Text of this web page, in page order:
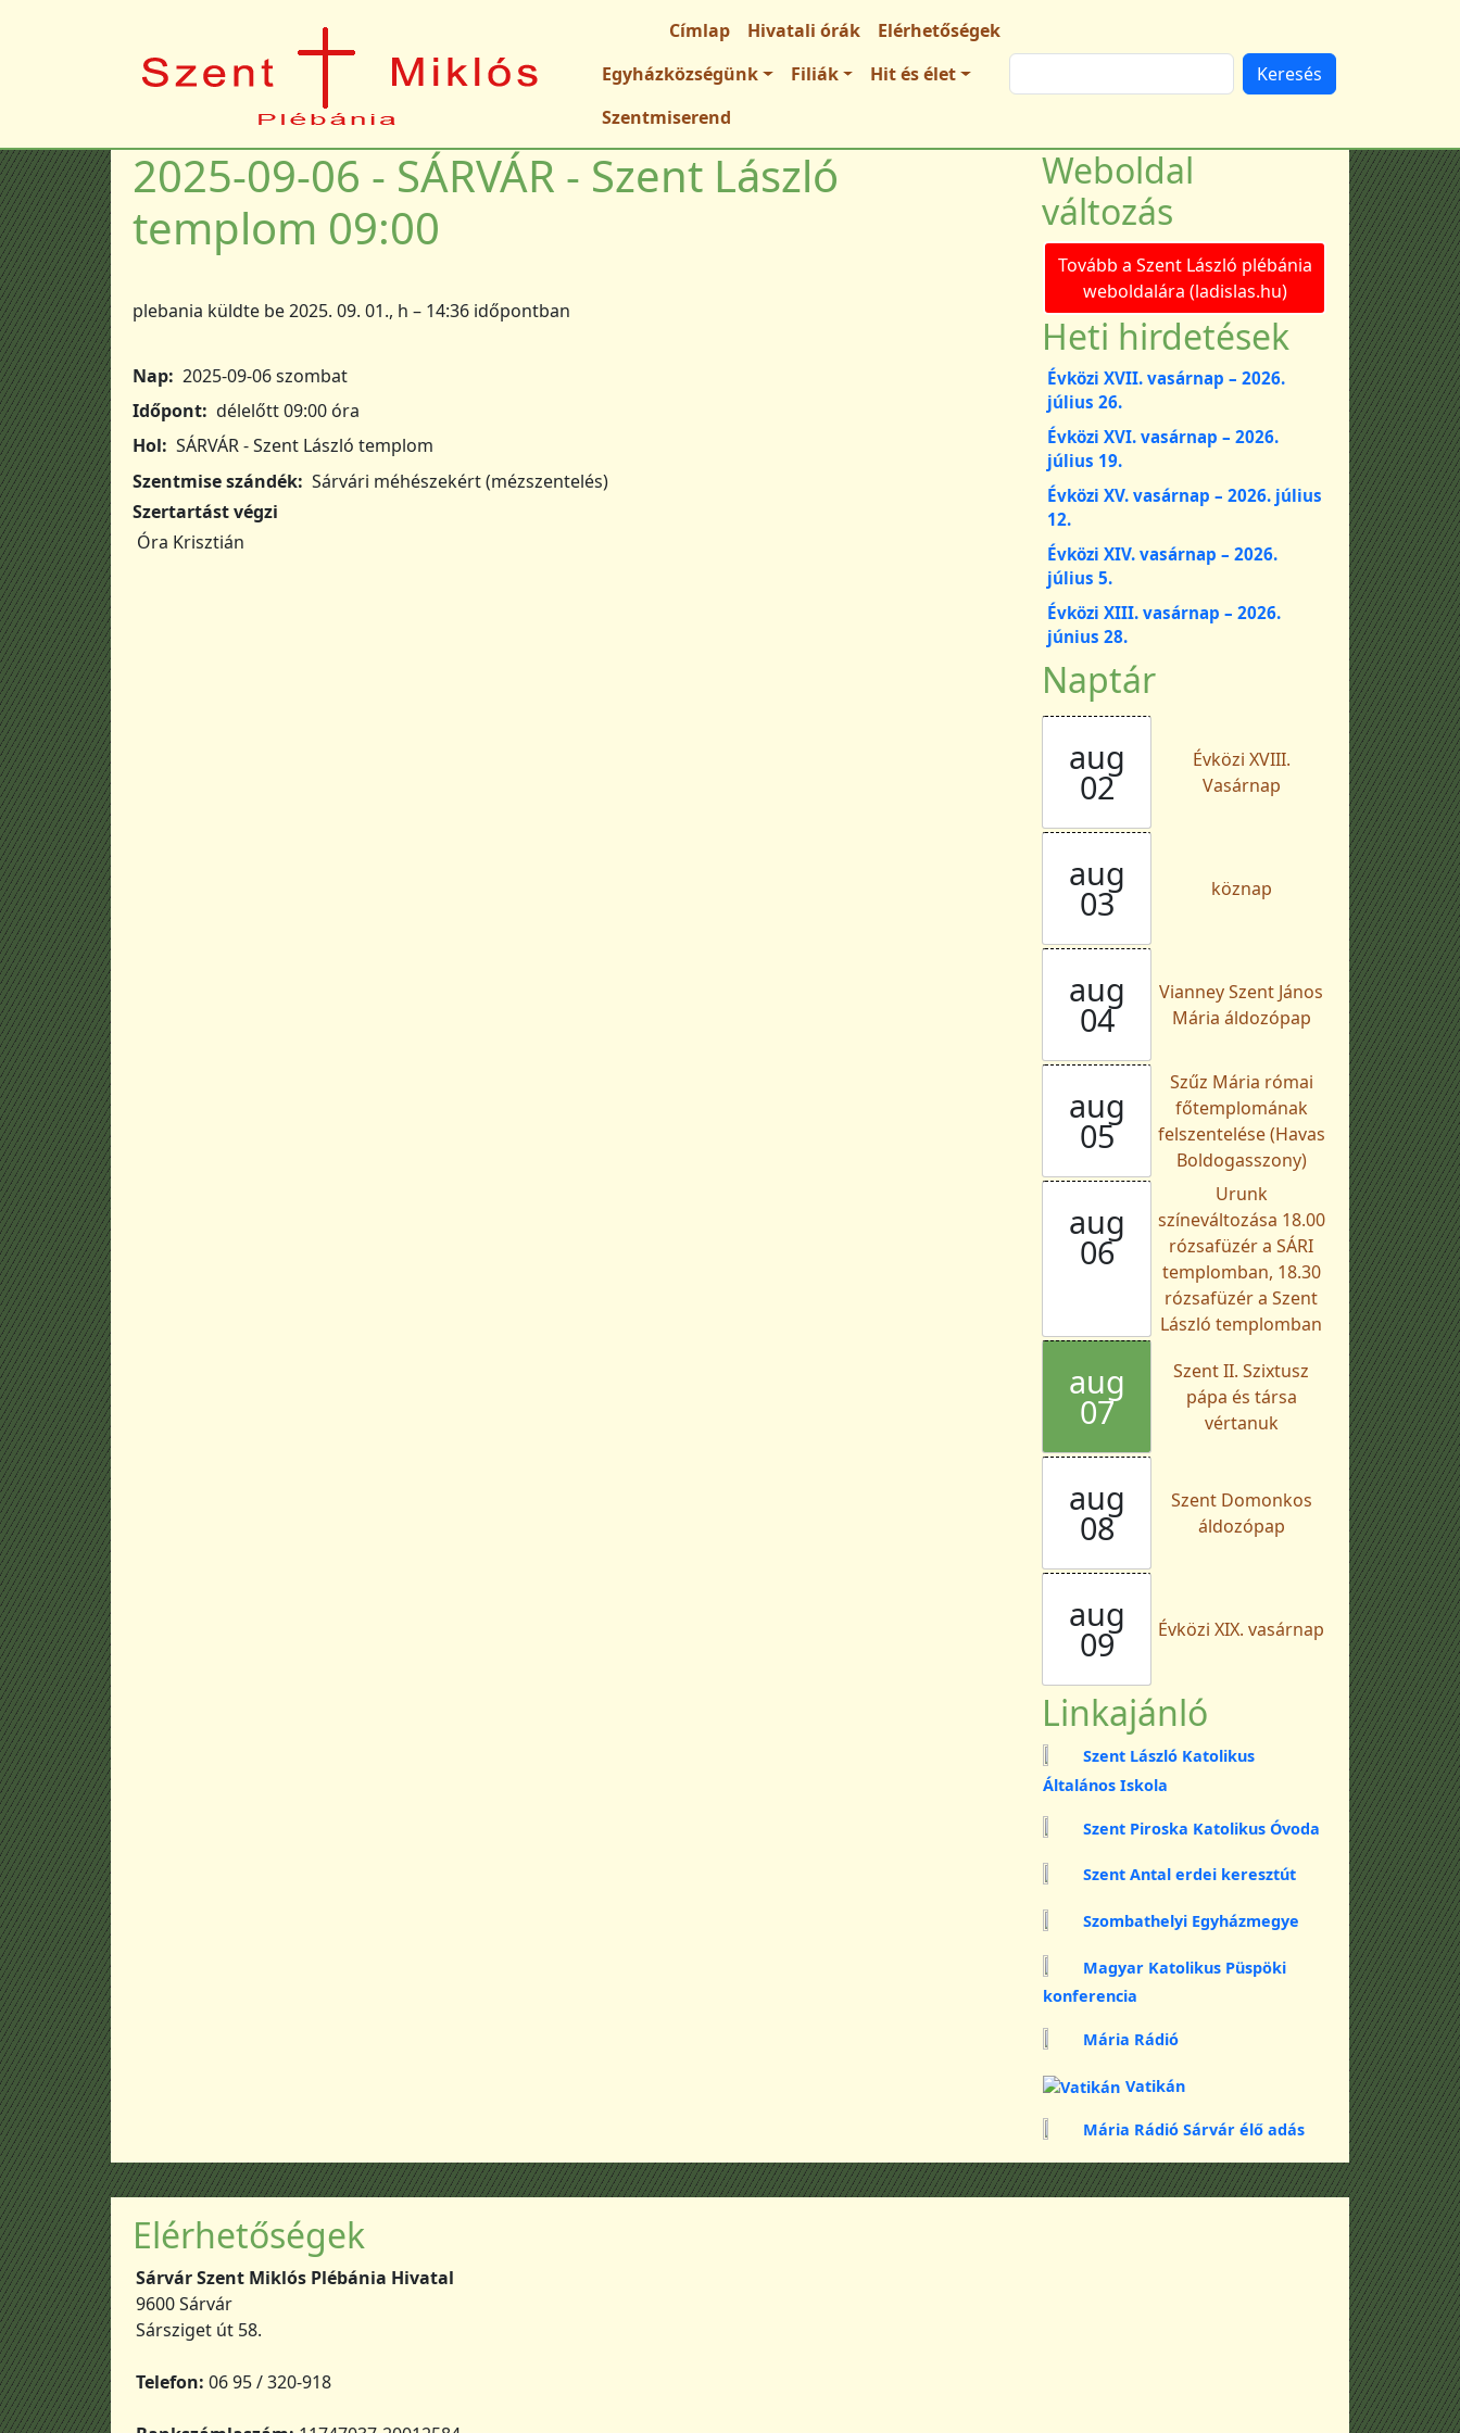
Fő navigációCímlap Hivatali órák
Elérhetőségek
Egyházközségünk
Filiák
Hit és élet
Szentmiserend
2025-09-06 - SÁRVÁR - Szent László
templom 09:00
plebania küldte be2025. 09. 01., h – 14:36 időpontban
Nap 2025-09-06 szombat
Időpont délelőtt 09:00 óra
Hol
SÁRVÁR - Szent László templom
Szentmise szándék Sárvári méhészekért (mézszentelés)
Szertartást végzi
Óra Krisztián
Weboldal
változás
Tovább a Szent László plébánia
weboldalára (ladislas.hu)
Heti hirdetések
Évközi XVII. vasárnap – 2026.
július 26.
Évközi XVI. vasárnap – 2026.
július 19.
Évközi XV. vasárnap – 2026. július
12.
Évközi XIV. vasárnap – 2026.
július 5.
Évközi XIII. vasárnap – 2026.
június 28.
Naptár
aug
02
Évközi XVIII.
Vasárnap
aug
03 köznap
aug
04
Vianney Szent János
Mária áldozópap
aug
05
Szűz Mária római
főtemplomának
felszentelése (Havas
Boldogasszony)
aug
06
Urunk
színeváltozása 18.00
rózsafüzér a SÁRI
templomban, 18.30
rózsafüzér a Szent
László templomban
aug
07
Szent II. Szixtusz
pápa és társa
vértanuk
aug
08
Szent Domonkos
áldozópap
aug
09 Évközi XIX. vasárnap
Linkajánló
Szent László Katolikus
Általános Iskola
Szent Piroska Katolikus Óvoda
Szent Antal erdei keresztút
Szombathelyi Egyházmegye
Magyar Katolikus Püspöki
konferencia
Mária Rádió
Vatikán
Mária Rádió Sárvár élő adás
Elérhetőségek
Sárvár Szent Miklós Plébánia Hivatal
9600 Sárvár
Sársziget út 58.
Telefon: 06 95 / 320-918